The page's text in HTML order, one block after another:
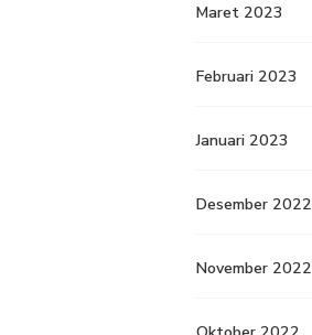
Maret 2023
Februari 2023
Januari 2023
Desember 2022
November 2022